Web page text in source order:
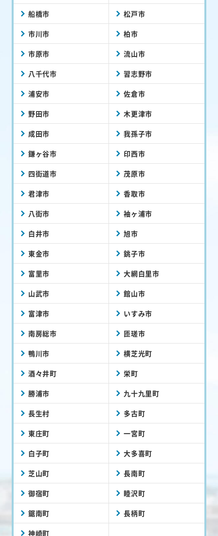
船橋市 松戸市
市川市 柏市
市原市 流山市
八千代市 習志野市
浦安市 佐倉市
野田市 木更津市
成田市 我孫子市
鎌ヶ谷市 印西市
四街道市 茂原市
君津市 香取市
八街市 袖ヶ浦市
白井市 旭市
東金市 銚子市
富里市 大網白里市
山武市 館山市
富津市 いすみ市
南房総市 匝瑳市
鴨川市 横芝光町
酒々井町 栄町
勝浦市 九十九里町
長生村 多古町
東庄町 一宮町
白子町 大多喜町
芝山町 長南町
御宿町 睦沢町
鋸南町 長柄町
神崎町